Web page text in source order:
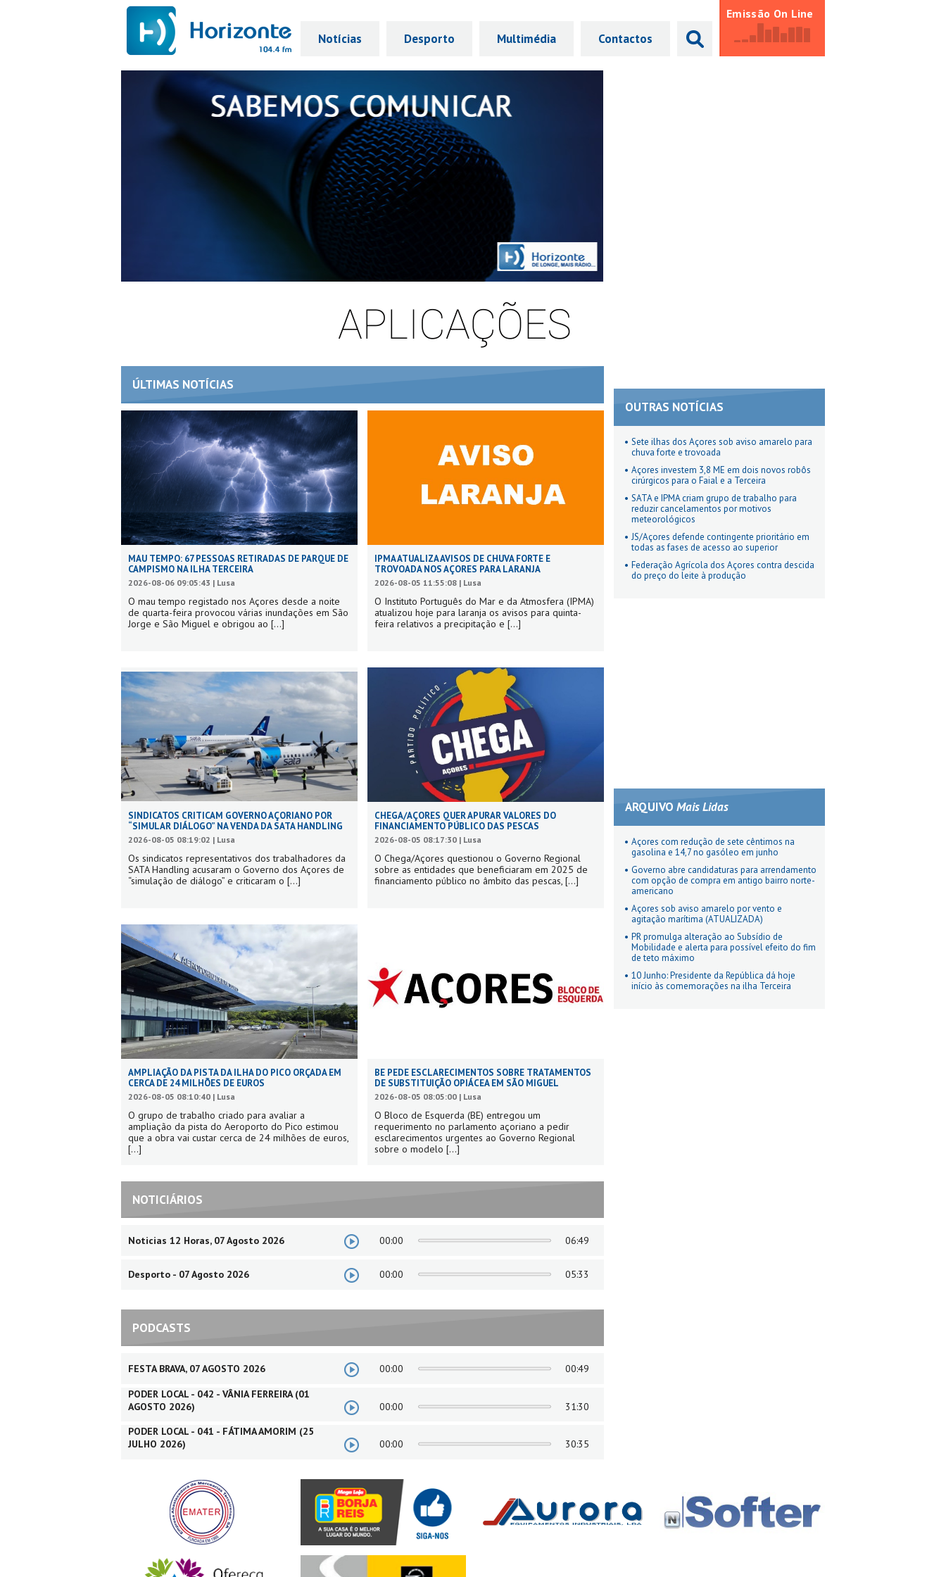
Notícias Desporto Multimédia Contactos
Emissão On Line
ÚLTIMAS NOTÍCIAS
MAU TEMPO: 67 PESSOAS RETIRADAS DE PARQUE DE
CAMPISMO NA ILHA TERCEIRA
2026-08-06 09:05:43 | Lusa
O mau tempo registado nos Açores desde a noite
de quarta-feira provocou várias inundações em São
Jorge e São Miguel e obrigou ao [...]
IPMA ATUALIZA AVISOS DE CHUVA FORTE E
TROVOADA NOS AÇORES PARA LARANJA
2026-08-05 11:55:08 | Lusa
O Instituto Português do Mar e da Atmosfera (IPMA)
atualizou hoje para laranja os avisos para quinta-
feira relativos a precipitação e [...]
SINDICATOS CRITICAM GOVERNO AÇORIANO POR
“SIMULAR DIÁLOGO” NA VENDA DA SATA HANDLING
2026-08-05 08:19:02 | Lusa
Os sindicatos representativos dos trabalhadores da
SATA Handling acusaram o Governo dos Açores de
“simulação de diálogo” e criticaram o [...]
CHEGA/AÇORES QUER APURAR VALORES DO
FINANCIAMENTO PÚBLICO DAS PESCAS
2026-08-05 08:17:30 | Lusa
O Chega/Açores questionou o Governo Regional
sobre as entidades que beneficiaram em 2025 de
financiamento público no âmbito das pescas, [...]
AMPLIAÇÃO DA PISTA DA ILHA DO PICO ORÇADA EM
CERCA DE 24 MILHÕES DE EUROS
2026-08-05 08:10:40 | Lusa
O grupo de trabalho criado para avaliar a
ampliação da pista do Aeroporto do Pico estimou
que a obra vai custar cerca de 24 milhões de euros,
[...]
BE PEDE ESCLARECIMENTOS SOBRE TRATAMENTOS
DE SUBSTITUIÇÃO OPIÁCEA EM SÃO MIGUEL
2026-08-05 08:05:00 | Lusa
O Bloco de Esquerda (BE) entregou um
requerimento no parlamento açoriano a pedir
esclarecimentos urgentes ao Governo Regional
sobre o modelo [...]
NOTICIÁRIOS
Noticias 12 Horas, 07 Agosto 2026 00:00 06:49
Desporto - 07 Agosto 2026 00:00 05:33
PODCASTS
FESTA BRAVA, 07 AGOSTO 2026 00:00
00:49
PODER LOCAL - 042 - VÂNIA FERREIRA (01
AGOSTO 2026)
00:00
31:30
PODER LOCAL - 041 - FÁTIMA AMORIM (25
JULHO 2026)
00:00 30:35
OUTRAS NOTÍCIAS
Sete ilhas dos Açores sob aviso amarelo para
chuva forte e trovoada
Açores investem 3,8 ME em dois novos robôs
cirúrgicos para o Faial e a Terceira
SATA e IPMA criam grupo de trabalho para
reduzir cancelamentos por motivos
meteorológicos
JS/Açores defende contingente prioritário em
todas as fases de acesso ao superior
Federação Agrícola dos Açores contra descida
do preço do leite à produção
ARQUIVO Mais Lidas
Açores com redução de sete cêntimos na
gasolina e 14,7 no gasóleo em junho
Governo abre candidaturas para arrendamento
com opção de compra em antigo bairro norte-
americano
Açores sob aviso amarelo por vento e
agitação marítima (ATUALIZADA)
PR promulga alteração ao Subsídio de
Mobilidade e alerta para possível efeito do fim
de teto máximo
10 Junho: Presidente da República dá hoje
início às comemorações na ilha Terceira